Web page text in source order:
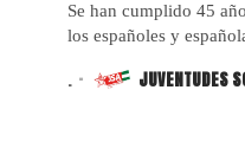
Se han cumplido 45
los españoles y
. JUVENTUDES